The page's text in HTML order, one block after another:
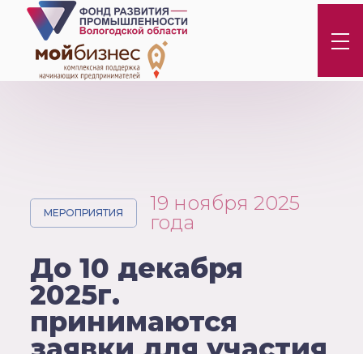
МЕРОПРИЯТИЯ
19 ноября 2025
года
До 10 декабря
2025г.
принимаются